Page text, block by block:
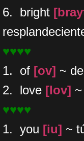
6. bright
♥♥♥♥
1. of [ov] ~ de
​2. love [lov]
♥♥♥♥
1. you [iu] ~